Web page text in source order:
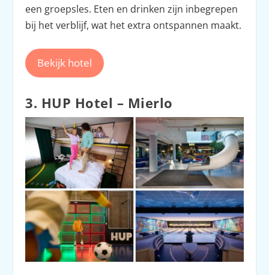
een groepsles. Eten en drinken zijn inbegrepen
bij het verblijf, wat het extra ontspannen maakt.
Bekijk hotel
3. HUP Hotel – Mierlo